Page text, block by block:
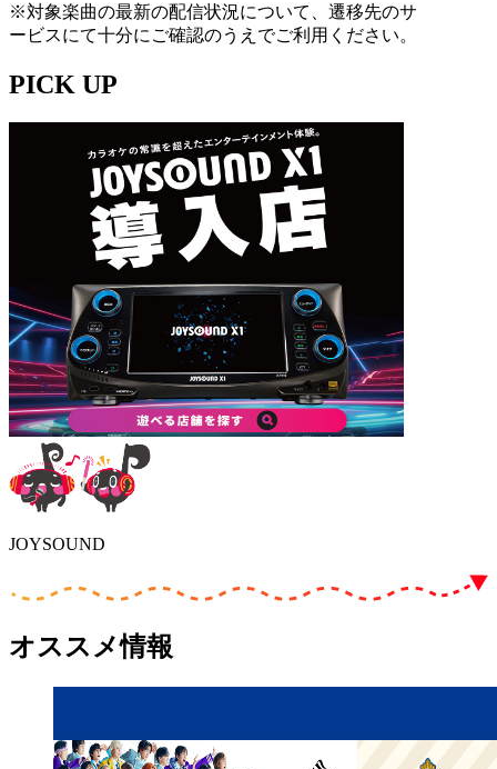
※対象楽曲の最新の配信状況について、遷移先のサ
ービスにて十分にご確認のうえでご利用ください。
PICK UP
JOYSOUND
オススメ情報